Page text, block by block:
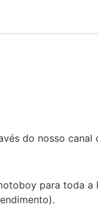
do nosso canal
para toda